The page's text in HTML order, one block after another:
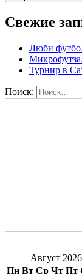
Свежие
Люби
Турнир в
Поиск:
Август 2026
Пн Вт Ср Чт Пт